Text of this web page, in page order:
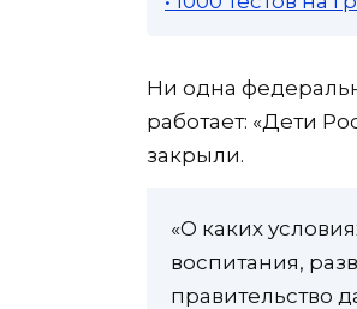
Ни одна
работает: «Дети
закрыли.
«О каких
воспитания,
правительство